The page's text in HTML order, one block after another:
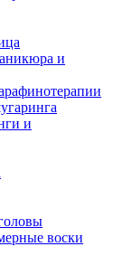
и
и
воски